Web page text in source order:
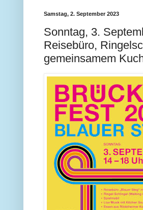
Samstag, 2. September 2023
Sonntag, 3.
Reisebüro,
gemeinsamem